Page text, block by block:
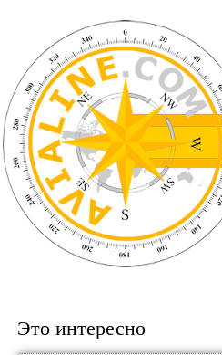
Это интересно